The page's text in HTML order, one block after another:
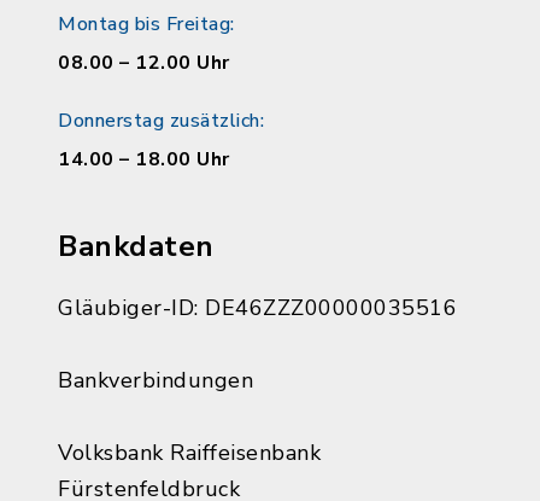
Montag bis Freitag:
08.00 – 12.00 Uhr
Donnerstag zusätzlich:
14.00 – 18.00 Uhr
Bankdaten
Gläubiger-ID: DE46ZZZ00000035516
Bankverbindungen
Volksbank Raiffeisenbank
Fürstenfeldbruck